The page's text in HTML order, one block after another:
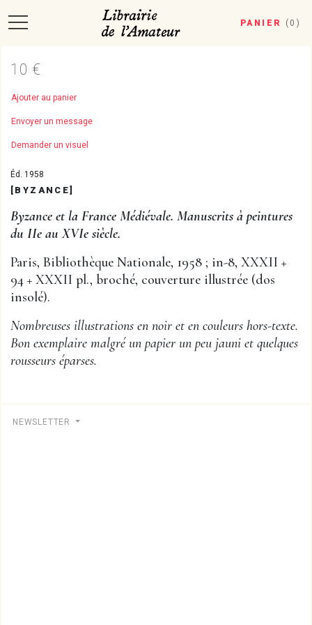
PANIER ( 0 )
10 €
Ajouter au panier
Envoyer un message
Demander un visuel
Éd. 1958
[BYZANCE]
Byzance et la France Médiévale. Manuscrits à peintures
du IIe au XVIe siècle.
Paris, Bibliothèque Nationale, 1958 ; in-8, XXXII +
94 + XXXII pl., broché, couverture illustrée (dos
insolé).
Nombreuses illustrations en noir et en couleurs hors-texte.
Bon exemplaire malgré un papier un peu jauni et quelques
rousseurs éparses.
NEWSLETTER